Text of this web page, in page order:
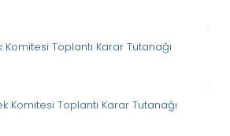
Komitesi Toplantı Karar Tutanağı
Komitesi Toplantı Karar Tutanağı